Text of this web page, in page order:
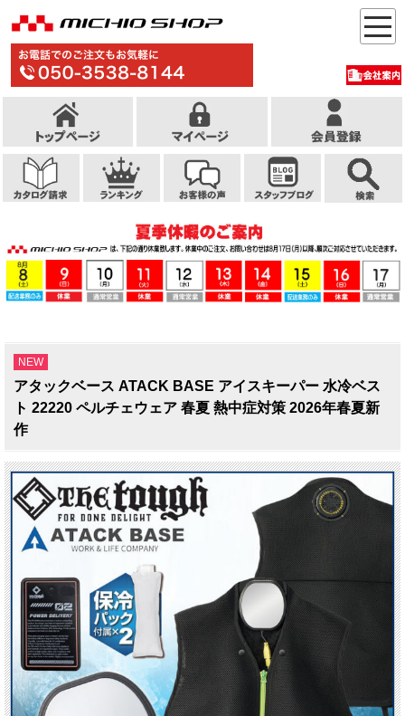
NEW
アタックベース ATACK BASE アイスキーパー 水冷ベス
ト 22220 ペルチェウェア 春夏 熱中症対策 2026年春夏新
作